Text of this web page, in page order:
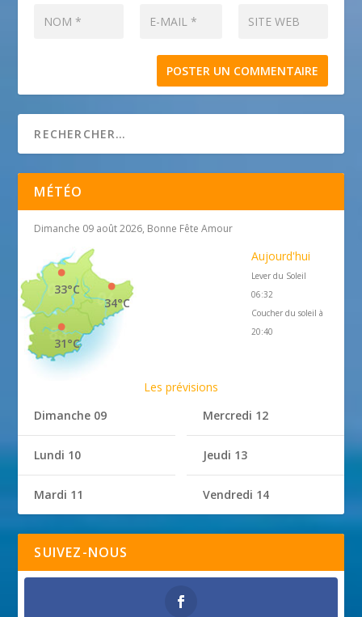
MÉTÉO
Dimanche 09 août 2026, Bonne Fête Amour
34°C
33°C
31°C
Aujourd'hui
Lever du Soleil
06:32
Coucher du soleil à
20:40
Les prévisions
Dimanche 09
Lundi 10
Mardi 11
Mercredi 12
Jeudi 13
Vendredi 14
SUIVEZ-NOUS